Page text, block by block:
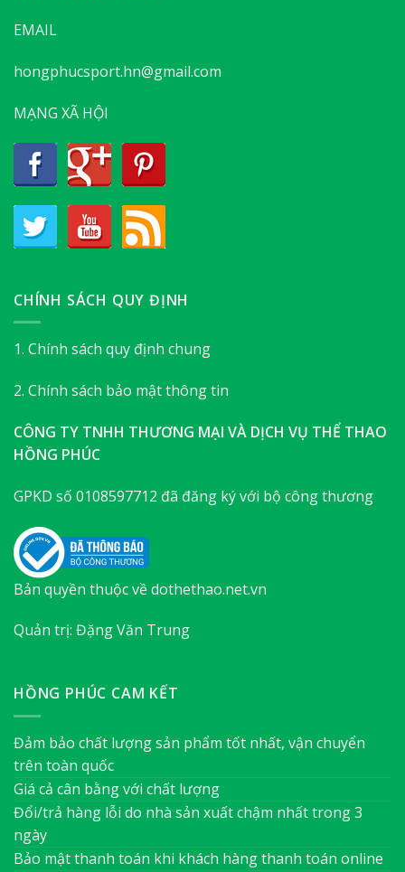
EMAIL
hongphucsport.hn@gmail.com
MẠNG XÃ HỘI
CHÍNH SÁCH QUY ĐỊNH
1. Chính sách quy định chung
2. Chính sách bảo mật thông tin
CÔNG TY TNHH THƯƠNG MẠI VÀ DỊCH VỤ THỂ THAO
HỒNG PHÚC
GPKD số 0108597712 đã đăng ký với bộ công thương
Bản quyền thuộc về dothethao.net.vn
Quản trị: Đặng Văn Trung
HỒNG PHÚC CAM KẾT
Đảm bảo chất lượng sản phẩm tốt nhất, vận chuyển
trên toàn quốc
Giá cả cân bằng với chất lượng
Đổi/trả hàng lỗi do nhà sản xuất chậm nhất trong 3
ngày
Bảo mật thanh toán khi khách hàng thanh toán online